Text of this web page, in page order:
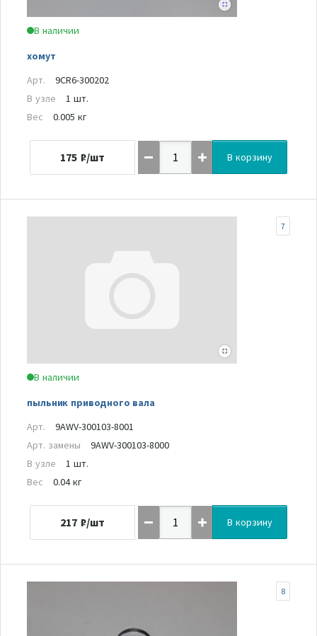
В наличии
хомут
Арт.
9CR6-300202
В узле
1 шт.
Вес
0.005 кг
175 ₽/шт В корзину
В наличии
пыльник приводного вала
7
Арт.
9AWV-300103-8001
Арт. замены
9AWV-300103-8000
В узле
1 шт.
Вес
0.04 кг
217 ₽/шт В корзину
8